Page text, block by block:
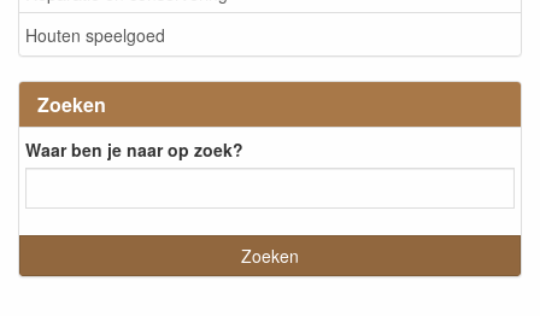
Houten speelgoed
Zoeken
Waar ben je naar op zoek?